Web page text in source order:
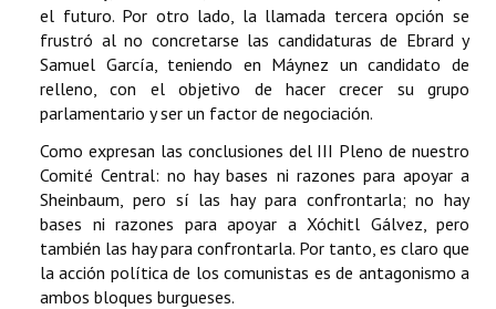
el futuro. Por otro lado, la llamada tercera opción se
frustró al no concretarse las candidaturas de Ebrard y
Samuel García, teniendo en Máynez un candidato de
relleno, con el objetivo de hacer crecer su grupo
parlamentario y ser un factor de negociación.
Como expresan las conclusiones del III Pleno de nuestro
Comité Central: no hay bases ni razones para apoyar a
Sheinbaum, pero sí las hay para confrontarla; no hay
bases ni razones para apoyar a Xóchitl Gálvez, pero
también las hay para confrontarla. Por tanto, es claro que
la acción política de los comunistas es de antagonismo a
ambos bloques burgueses.